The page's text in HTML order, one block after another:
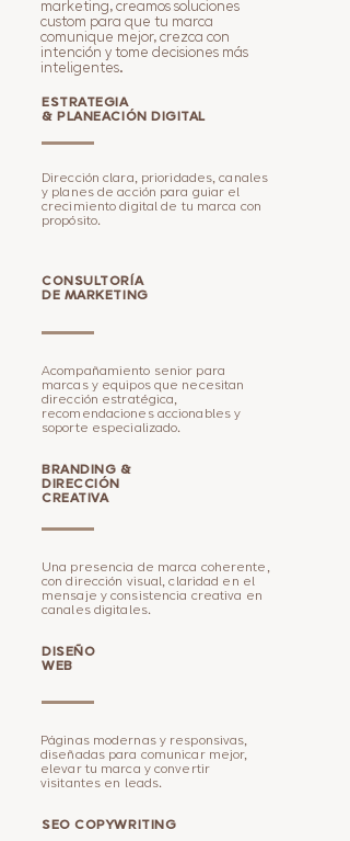
marketing, creamos soluciones
custom para que tu marca
comunique mejor, crezca con
intención y tome decisiones más
inteligentes.
ESTRATEGIA
& PLANEACIÓN DIGITAL
Dirección clara, prioridades, canales
y planes de acción para guiar el
crecimiento digital de tu marca con
propósito.
CONSULTORÍA
DE MARKETING
Acompañamiento senior para
marcas y equipos que necesitan
dirección estratégica,
recomendaciones accionables y
soporte especializado.
BRANDING &
DIRECCIÓN
CREATIVA
Una presencia de marca coherente,
con dirección visual, claridad en el
mensaje y consistencia creativa en
canales digitales.
DISEÑO
WEB
Páginas modernas y responsivas,
diseñadas para comunicar mejor,
elevar tu marca y convertir
visitantes en leads.
SEO COPYWRITING